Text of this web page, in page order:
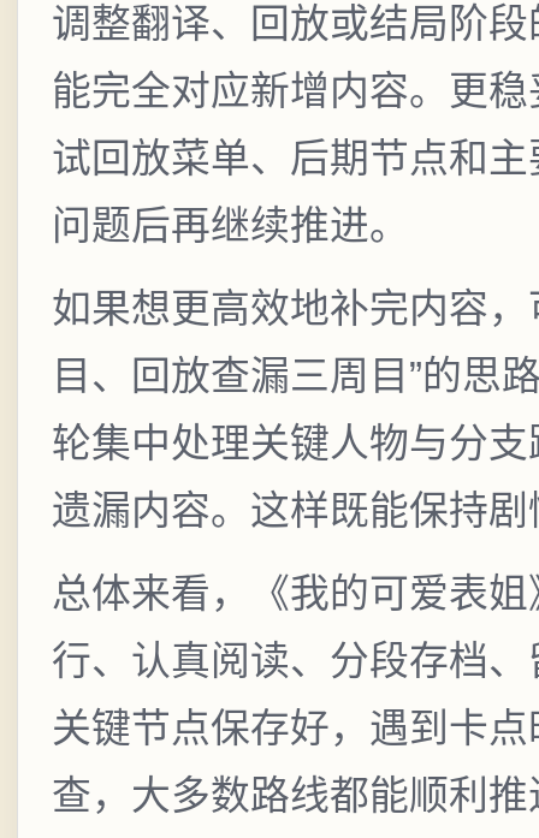
调整翻译、回放或结局阶
能完全对应新增内容。更
试回放菜单、后期节点和
问题后再继续推进。
如果想更高效地补完内容
目、回放查漏三周目”的思
轮集中处理关键人物与分
遗漏内容。这样既能保持
总体来看，《我的可爱表
行、认真阅读、分段存档
关键节点保存好，遇到卡
查，大多数路线都能顺利